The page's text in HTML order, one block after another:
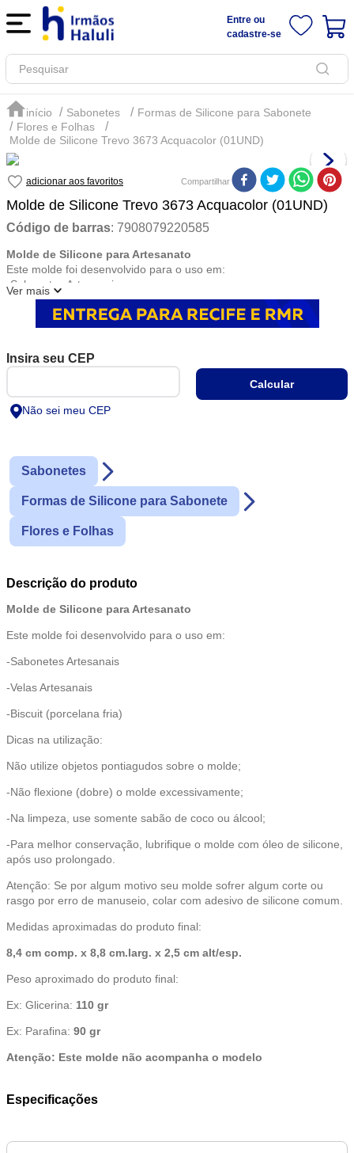
Entre ou
cadastre-se
Pesquisar
Sabonetes
Formas de Silicone para Sabonete
Flores e Folhas
Molde de Silicone Trevo 3673 Acquacolor (01UND)
Compartilhar
Molde de Silicone Trevo 3673 Acquacolor (01UND)
Código de barras: 7908079220585
Molde de Silicone para Artesanato
Este molde foi desenvolvido para o uso em:
-Sabonetes Artesanais
Ver mais
Não sei meu CEP
Sabonetes
Formas de Silicone para Sabonete
Flores e Folhas
Descrição do produto
Molde de Silicone para Artesanato
Este molde foi desenvolvido para o uso em:
-Sabonetes Artesanais
-Velas Artesanais
-Biscuit (porcelana fria)
Dicas na utilização:
Não utilize objetos pontiagudos sobre o molde;
-Não flexione (dobre) o molde excessivamente;
-Na limpeza, use somente sabão de coco ou álcool;
-Para melhor conservação, lubrifique o molde com óleo de silicone,
após uso prolongado.
Atenção: Se por algum motivo seu molde sofrer algum corte ou
rasgo por erro de manuseio, colar com adesivo de silicone comum.
Medidas aproximadas do produto final:
8,4 cm comp. x 8,8 cm.larg. x 2,5 cm alt/esp.
Peso aproximado do produto final:
Ex: Glicerina: 110 gr
Ex: Parafina: 90 gr
Atenção: Este molde não acompanha o modelo
Especificações